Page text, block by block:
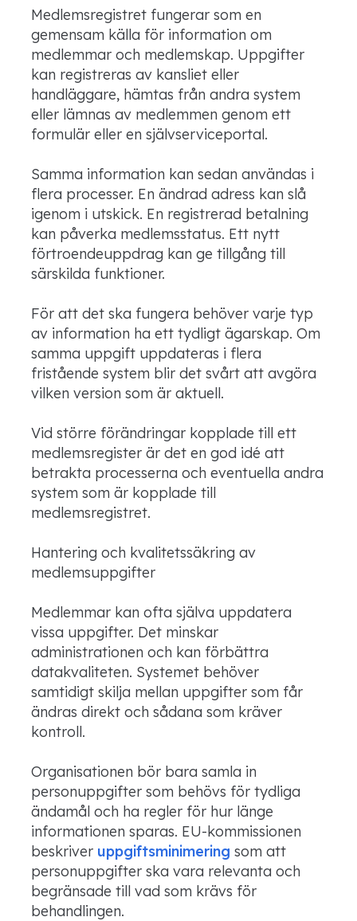
Medlemsregistret fungerar som en
gemensam källa för information om
medlemmar och medlemskap. Uppgifter
kan registreras av kansliet eller
handläggare, hämtas från andra system
eller lämnas av medlemmen genom ett
formulär eller en självserviceportal.
Samma information kan sedan användas i
flera processer. En ändrad adress kan slå
igenom i utskick. En registrerad betalning
kan påverka medlemsstatus. Ett nytt
förtroendeuppdrag kan ge tillgång till
särskilda funktioner.
För att det ska fungera behöver varje typ
av information ha ett tydligt ägarskap. Om
samma uppgift uppdateras i flera
fristående system blir det svårt att avgöra
vilken version som är aktuell.
Vid större förändringar kopplade till ett
medlemsregister är det en god idé att
betrakta processerna och eventuella andra
system som är kopplade till
medlemsregistret.
Hantering och kvalitetssäkring av
medlemsuppgifter
Medlemmar kan ofta själva uppdatera
vissa uppgifter. Det minskar
administrationen och kan förbättra
datakvaliteten. Systemet behöver
samtidigt skilja mellan uppgifter som får
ändras direkt och sådana som kräver
kontroll.
Organisationen bör bara samla in
personuppgifter som behövs för tydliga
ändamål och ha regler för hur länge
informationen sparas. EU-kommissionen
beskriver uppgiftsminimering som att
personuppgifter ska vara relevanta och
begränsade till vad som krävs för
behandlingen.